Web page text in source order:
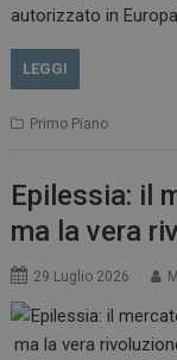
autorizzato in
LEGGI
Primo Piano
Epilessia: il
ma la vera
29 Luglio 2026